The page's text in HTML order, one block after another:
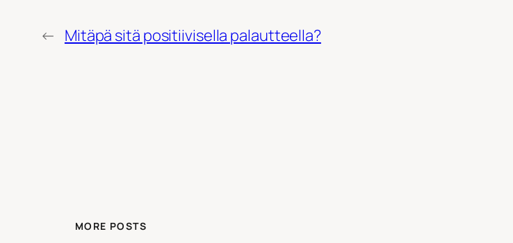
← Mitäpä sitä positiivisella palautteella?
MORE POSTS